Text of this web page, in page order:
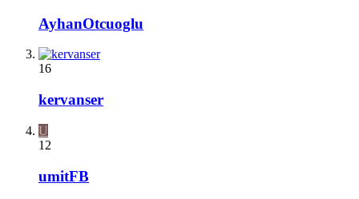
AyhanOtcuoglu
16
kervanser
U
12
umitFB